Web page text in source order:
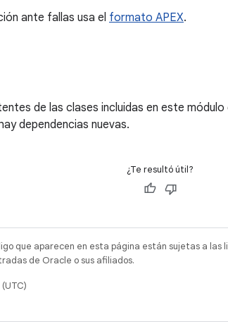
ante fallas usa el formato APEX.
de las clases incluidas en este
dependencias nuevas.
¿Te resultó útil?
que aparecen en esta página están sujetas a las
de Oracle o sus afiliados.